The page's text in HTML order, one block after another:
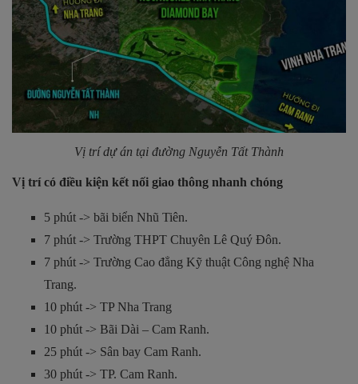
Vị trí dự án tại đường Nguyễn Tất Thành
Vị trí có điều kiện kết nối giao thông nhanh chóng
5 phút -> bãi biển Nhũ Tiên.
7 phút -> Trường THPT Chuyên Lê Quý Đôn.
7 phút -> Trường Cao đẳng Kỹ thuật Công nghệ Nha
Trang.
10 phút -> TP Nha Trang
10 phút -> Bãi Dài – Cam Ranh.
25 phút -> Sân bay Cam Ranh.
30 phút -> TP. Cam Ranh.